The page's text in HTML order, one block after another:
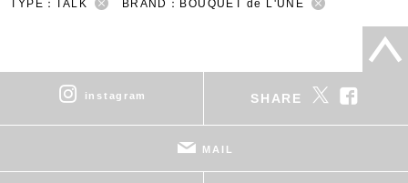
TYPE：TALK BRAND：BOUQUET de L'UNE
instagram SHARE
MAIL